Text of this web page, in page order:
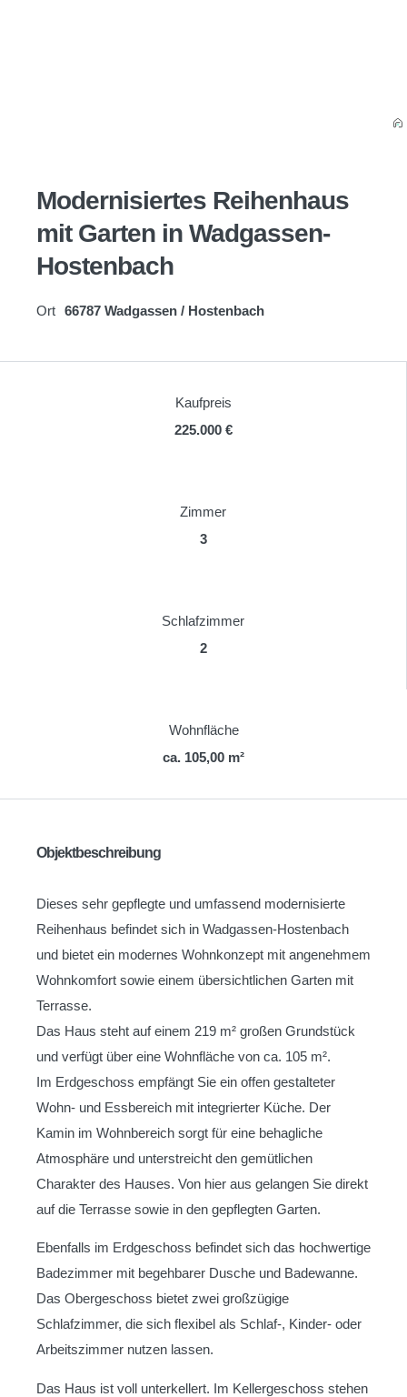
Modernisiertes Reihenhaus
mit Garten in Wadgassen-
Hostenbach
Ort 66787 Wadgassen / Hostenbach
Kaufpreis
225.000 €
Zimmer
3
Schlafzimmer
2
Wohnfläche
ca. 105,00 m²
Objektbeschreibung
Dieses sehr gepflegte und umfassend modernisierte
Reihenhaus befindet sich in Wadgassen-Hostenbach
und bietet ein modernes Wohnkonzept mit angenehmem
Wohnkomfort sowie einem übersichtlichen Garten mit
Terrasse.
Das Haus steht auf einem 219 m² großen Grundstück
und verfügt über eine Wohnfläche von ca. 105 m².
Im Erdgeschoss empfängt Sie ein offen gestalteter
Wohn- und Essbereich mit integrierter Küche. Der
Kamin im Wohnbereich sorgt für eine behagliche
Atmosphäre und unterstreicht den gemütlichen
Charakter des Hauses. Von hier aus gelangen Sie direkt
auf die Terrasse sowie in den gepflegten Garten.
Ebenfalls im Erdgeschoss befindet sich das hochwertige
Badezimmer mit begehbarer Dusche und Badewanne.
Das Obergeschoss bietet zwei großzügige
Schlafzimmer, die sich flexibel als Schlaf-, Kinder- oder
Arbeitszimmer nutzen lassen.
Das Haus ist voll unterkellert. Im Kellergeschoss stehen